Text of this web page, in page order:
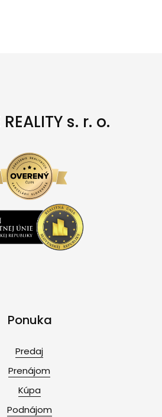
REALITY s. r. o.
Ponuka
Predaj
Prenájom
Kúpa
Podnájom